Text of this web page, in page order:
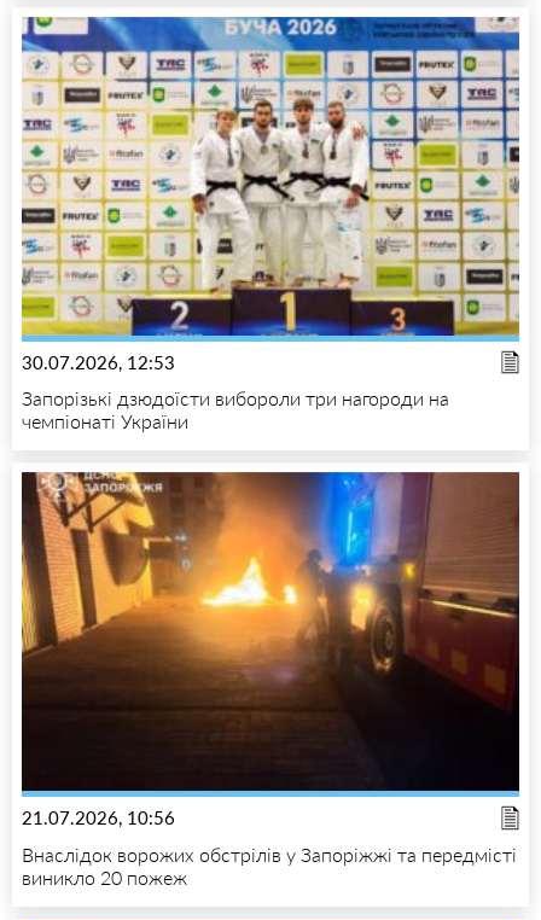
30.07.2026, 12:53
Запорізькі дзюдоїсти вибороли три нагороди на
чемпіонаті України
21.07.2026, 10:56
Внаслідок ворожих обстрілів у Запоріжжі та передмісті
виникло 20 пожеж